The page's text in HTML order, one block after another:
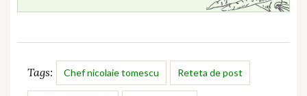
Tags: Chef nicolaie tomescu Reteta de post